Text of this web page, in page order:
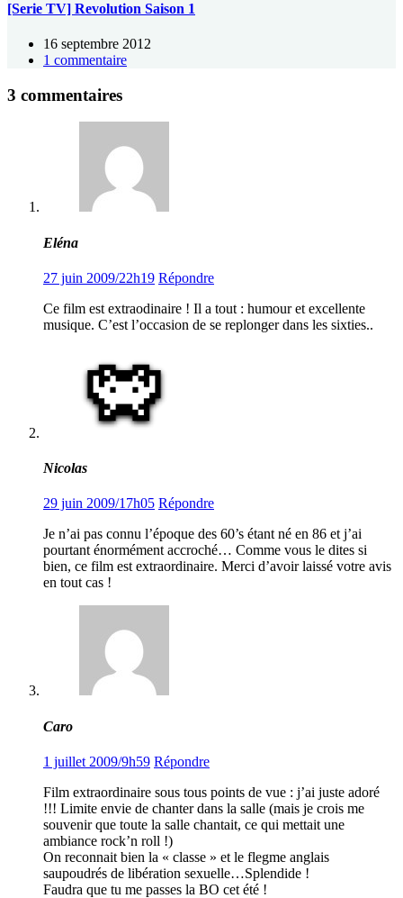
[Serie TV] Revolution Saison 1
16 septembre 2012
1 commentaire
3 commentaires
Eléna
27 juin 2009/22h19 Répondre
Ce film est extraodinaire ! Il a tout : humour et excellente
musique. C’est l’occasion de se replonger dans les sixties..
Nicolas
29 juin 2009/17h05 Répondre
Je n’ai pas connu l’époque des 60’s étant né en 86 et j’ai
pourtant énormément accroché… Comme vous le dites si
bien, ce film est extraordinaire. Merci d’avoir laissé votre avis
en tout cas !
Caro
1 juillet 2009/9h59 Répondre
Film extraordinaire sous tous points de vue : j’ai juste adoré
!!! Limite envie de chanter dans la salle (mais je crois me
souvenir que toute la salle chantait, ce qui mettait une
ambiance rock’n roll !)
On reconnait bien la « classe » et le flegme anglais
saupoudrés de libération sexuelle…Splendide !
Faudra que tu me passes la BO cet été !